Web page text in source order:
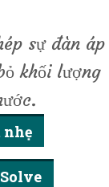
sự đàn áp
khối lượng
nhẹ